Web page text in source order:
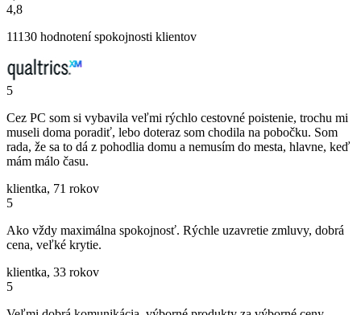
4,8
11130 hodnotení spokojnosti klientov
5
Cez PC som si vybavila veľmi rýchlo cestovné poistenie, trochu mi
museli doma poradiť, lebo doteraz som chodila na pobočku. Som
rada, že sa to dá z pohodlia domu a nemusím do mesta, hlavne, keď
mám málo času.
klientka, 71 rokov
5
Ako vždy maximálna spokojnosť. Rýchle uzavretie zmluvy, dobrá
cena, veľké krytie.
klientka, 33 rokov
5